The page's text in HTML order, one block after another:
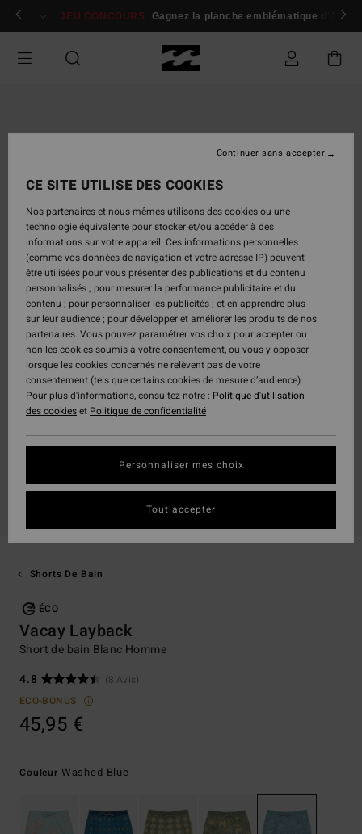
Passer
Se connecter / s'inscrire
JEU CONCOURS Gagnez la planche emblématique d'Andy
Shorts De Bain
ÉCO
Vacay Layback
Short de bain Blanc Homme
4.8
(8 Avis)
ECO-BONUS
45,95 €
Couleur Washed Blue
CE SITE UTILISE DES COOKIES
Nos partenaires et nous-mêmes utilisons des cookies ou une
technologie équivalente pour stocker et/ou accéder à des
informations sur votre appareil. Ces informations personnelles
(comme vos données de navigation et votre adresse IP) peuvent
être utilisées pour vous présenter des publications et du contenu
personnalisés ; pour mesurer la performance publicitaire et du
contenu ; pour personnaliser les publicités ; et en apprendre plus
sur leur audience ; pour développer et améliorer les produits de nos
partenaires. Vous pouvez paramétrer vos choix pour accepter ou
non les cookies soumis à votre consentement, ou vous y opposer
lorsque les cookies concernés ne relèvent pas de votre
consentement (tels que certains cookies de mesure d’audience).
Pour plus d'informations, consultez notre : Politique d'utilisation
des cookieset Politique de confidentialité
Personnaliser mes choix
Continuer sans accepter
Tout accepter